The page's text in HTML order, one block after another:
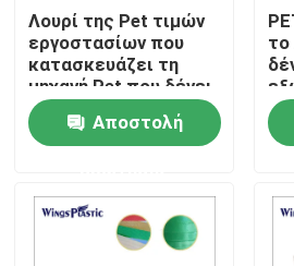
Σπίτι
Προϊόντα
Λουρί της Pet τιμών
εργοστασίων που
κατασκευάζει τη
μηχανή Pet που δένει
τη μηχανή εξώθησης
ζωνών Αποστολή
το